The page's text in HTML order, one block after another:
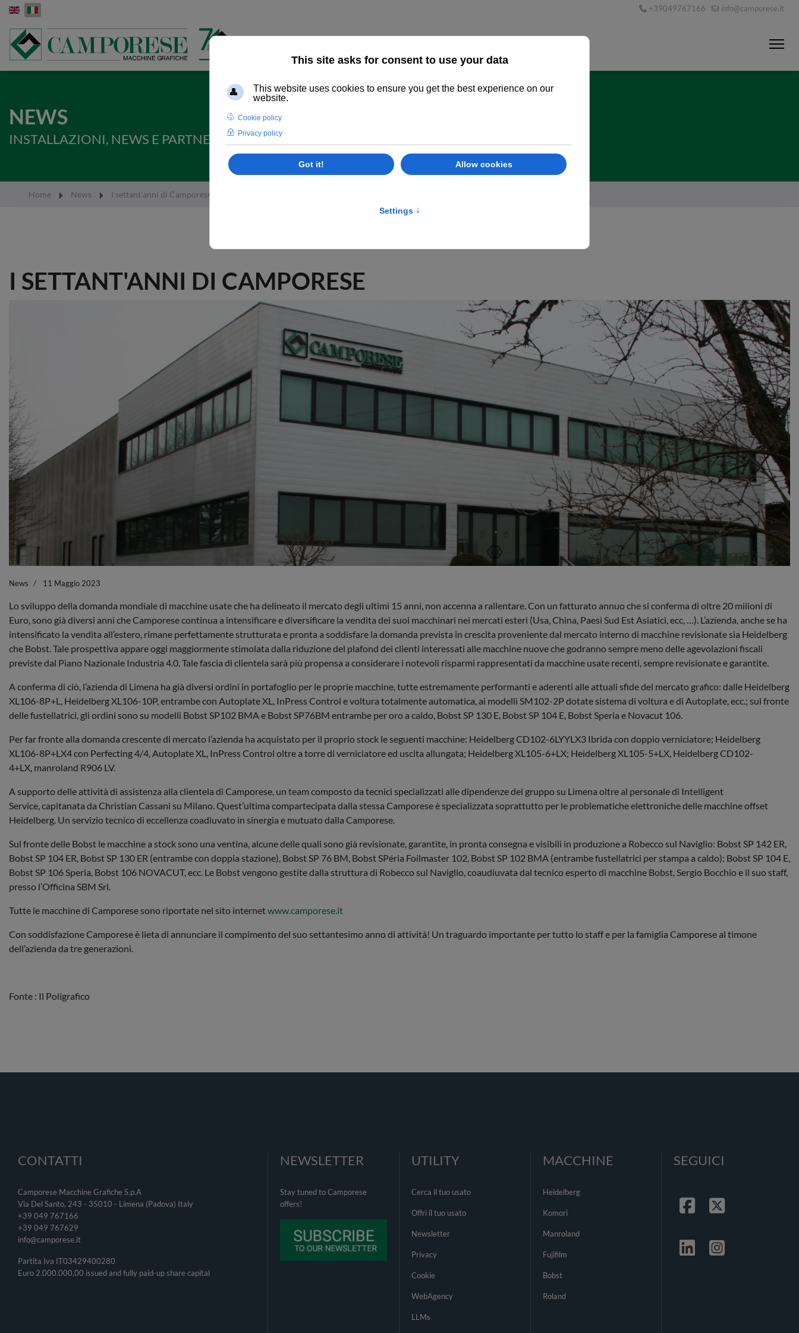
Select your language +39049767166 info@camporese.it
NEWS
INSTALLAZIONI, NEWS E PARTNERSHIP CAMPORESE
Home News I settant'anni di Camporese
I SETTANT'ANNI DI CAMPORESE
News 11 Maggio 2023
Lo sviluppo della domanda mondiale di macchine usate che ha delineato il mercato degli ultimi 15 anni, non accenna a rallentare. Con un fatturato annuo che si conferma di oltre 20 milioni di
Euro, sono già diversi anni che Camporese continua a intensificare e diversificare la vendita dei suoi macchinari nei mercati esteri (Usa, China, Paesi Sud Est Asiatici, ecc, …). L’azienda, anche se ha
intensificato la vendita all’estero, rimane perfettamente strutturata e pronta a soddisfare la domanda prevista in crescita proveniente dal mercato interno di macchine revisionate sia Heidelberg
che Bobst. Tale prospettiva appare oggi maggiormente stimolata dalla riduzione del plafond dei clienti interessati alle macchine nuove che godranno sempre meno delle agevolazioni fiscali
previste dal Piano Nazionale Industria 4.0. Tale fascia di clientela sarà più propensa a considerare i notevoli risparmi rappresentati da macchine usate recenti, sempre revisionate e garantite.
A conferma di ciò, l’azienda di Limena ha già diversi ordini in portafoglio per le proprie macchine, tutte estremamente performanti e aderenti alle attuali sfide del mercato grafico: dalle Heidelberg
XL106-8P+L, Heidelberg XL106-10P, entrambe con Autoplate XL, InPress Control e voltura totalmente automatica, ai modelli SM102-2P dotate sistema di voltura e di Autoplate, ecc.; sul fronte
delle fustellatrici, gli ordini sono su modelli Bobst SP102 BMA e Bobst SP76BM entrambe per oro a caldo, Bobst SP 130 E, Bobst SP 104 E, Bobst Speria e Novacut 106.
Per far fronte alla domanda crescente di mercato l’azienda ha acquistato per il proprio stock le seguenti macchine: Heidelberg CD102-6LYYLX3 Ibrida con doppio verniciatore; Heidelberg
XL106-8P+LX4 con Perfecting 4/4, Autoplate XL, InPress Control oltre a torre di verniciatore ed uscita allungata; Heidelberg XL105-6+LX; Heidelberg XL105-5+LX, Heidelberg CD102-
4+LX, manroland R906 LV.
A supporto delle attività di assistenza alla clientela di Camporese, un team composto da tecnici specializzati alle dipendenze del gruppo su Limena oltre al personale di Intelligent
Service, capitanata da Christian Cassani su Milano. Quest’ultima compartecipata dalla stessa Camporese è specializzata soprattutto per le problematiche elettroniche delle macchine offset
Heidelberg. Un servizio tecnico di eccellenza coadiuvato in sinergia e mutuato dalla Camporese.
Sul fronte delle Bobst le macchine a stock sono una ventina, alcune delle quali sono già revisionate, garantite, in pronta consegna e visibili in produzione a Robecco sul Naviglio: Bobst SP 142 ER,
Bobst SP 104 ER, Bobst SP 130 ER (entrambe con doppia stazione), Bobst SP 76 BM, Bobst SPéria Foilmaster 102, Bobst SP 102 BMA (entrambe fustellatrici per stampa a caldo); Bobst SP 104 E,
Bobst SP 106 Speria, Bobst 106 NOVACUT, ecc. Le Bobst vengono gestite dalla struttura di Robecco sul Naviglio, coaudiuvata dal tecnico esperto di macchine Bobst, Sergio Bocchio e il suo staff,
presso l’Officina SBM Srl.
Tutte le macchine di Camporese sono riportate nel sito internetwww.camporese.it
Con soddisfazione Camporese è lieta di annunciare il compimento del suo settantesimo anno di attività! Un traguardo importante per tutto lo staff e per la famiglia Camporese al timone
dell’azienda da tre generazioni.
Fonte : Il Poligrafico
CONTATTI
Camporese Macchine Grafiche S.p.A
Via Del Santo, 243 - 35010 - Limena (Padova) Italy
+39 049 767166
+39 049 767629
info@camporese.it
Partita Iva IT03429400280
Euro 2.000.000,00 issued and fully paid-up share capital
NEWSLETTER
Stay tuned to Camporese
offers!
UTILITY
Cerca il tuo usato
Offri il tuo usato
Newsletter
Privacy
Cookie
WebAgency
LLMs
MACCHINE
Heidelberg
Komori
Manroland
Fujifilm
Bobst
Roland
SEGUICI